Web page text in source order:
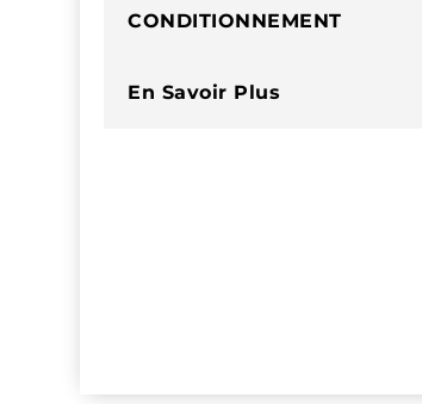
CONDITIONNEMENT
En Savoir Plus